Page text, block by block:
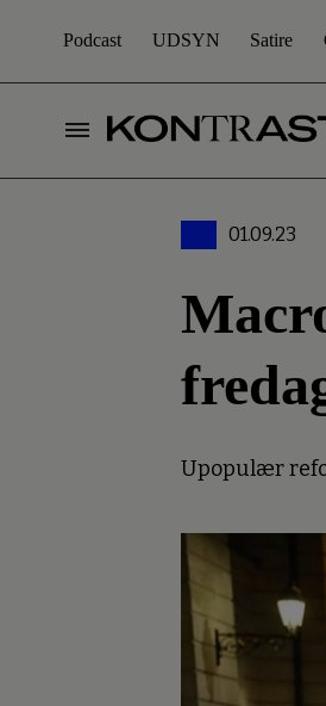
Podcast UDSYN Satire
01.09.23
Upopulær